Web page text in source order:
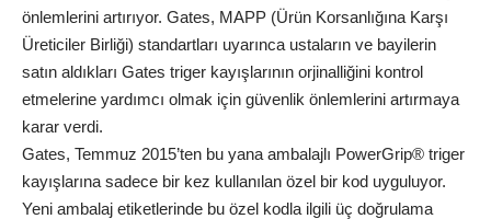
önlemlerini artırıyor. Gates, MAPP (Ürün Korsanlığına Karşı
Üreticiler Birliği) standartları uyarınca ustaların ve bayilerin
satın aldıkları Gates triger kayışlarının orjinalliğini kontrol
etmelerine yardımcı olmak için güvenlik önlemlerini artırmaya
karar verdi.
Gates, Temmuz 2015’ten bu yana ambalajlı PowerGrip® triger
kayışlarına sadece bir kez kullanılan özel bir kod uyguluyor.
Yeni ambalaj etiketlerinde bu özel kodla ilgili üç doğrulama